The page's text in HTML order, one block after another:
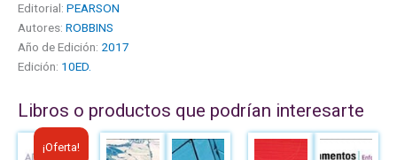
Editorial: PEARSON
Autores: ROBBINS
Año de Edición: 2017
Edición: 10ED.
Libros o productos que podrían interesarte
¡Oferta!
El
El